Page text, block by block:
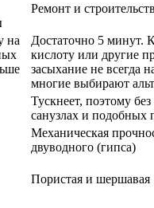
Ремонт и
на
Достаточно 5 минут.
кислоту или другие
засыхание не всегда
многие выбирают
Тускнеет, поэтому
санузлах и подобных
Механическая
двуводного (гипса)
Пористая и шершавая